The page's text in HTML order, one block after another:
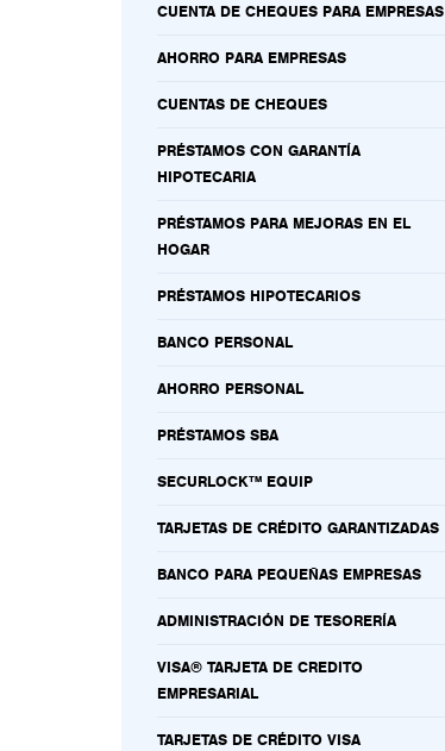
CUENTA DE CHEQUES PARA EMPRESAS
AHORRO PARA EMPRESAS
CUENTAS DE CHEQUES
PRÉSTAMOS CON GARANTÍA
HIPOTECARIA
PRÉSTAMOS PARA MEJORAS EN EL
HOGAR
PRÉSTAMOS HIPOTECARIOS
BANCO PERSONAL
AHORRO PERSONAL
PRÉSTAMOS SBA
SECURLOCK™ EQUIP
TARJETAS DE CRÉDITO GARANTIZADAS
BANCO PARA PEQUEÑAS EMPRESAS
ADMINISTRACIÓN DE TESORERÍA
VISA® TARJETA DE CREDITO
EMPRESARIAL
TARJETAS DE CRÉDITO VISA